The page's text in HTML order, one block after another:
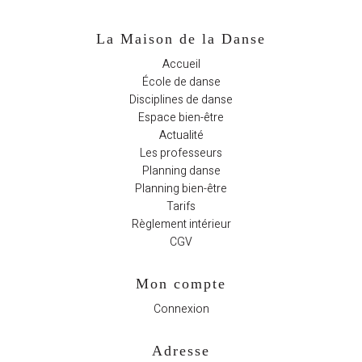
La Maison de la Danse
Accueil
École de danse
Disciplines de danse
Espace bien-être
Actualité
Les professeurs
Planning danse
Planning bien-être
Tarifs
Règlement intérieur
CGV
Mon compte
Connexion
Adresse